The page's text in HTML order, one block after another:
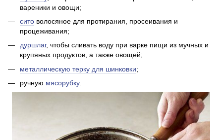
вареники и овощи;
сито волосяное для протирания, просеивания и
процеживания;
дуршлаг, чтобы сливать воду при варке пищи из мучных и
крупяных продуктов, а также овощей;
металлическую терку для шинковки;
ручную мясорубку.